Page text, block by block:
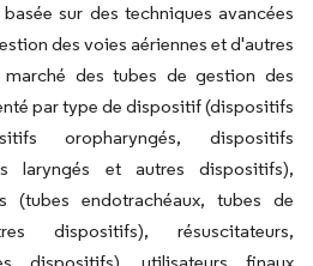
sur des techniques avancées
des voies aériennes et d'autres
des tubes de gestion des
par type de dispositif (dispositifs
oropharyngés, dispositifs
laryngés et autres dispositifs),
(tubes endotrachéaux, tubes de
dispositifs), résuscitateurs,